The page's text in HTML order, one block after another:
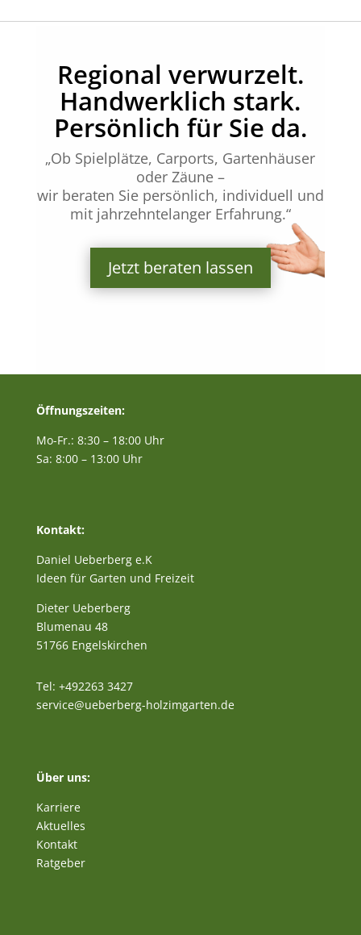
Regional verwurzelt.
Handwerklich stark.
Persönlich für Sie da.
„Ob Spielplätze, Carports, Gartenhäuser
oder Zäune –
wir beraten Sie persönlich, individuell und
mit jahrzehntelanger Erfahrung.“
Jetzt beraten lassen
Öffnungszeiten:
Mo-Fr.: 8:30 – 18:00 Uhr
Sa: 8:00 – 13:00 Uhr
Kontakt:
Daniel Ueberberg e.K
Ideen für Garten und Freizeit
Dieter Ueberberg
Blumenau 48
51766 Engelskirchen
Tel: +492263 3427
service@ueberberg-holzimgarten.de
Über uns:
Karriere
Aktuelles
Kontakt
Ratgeber